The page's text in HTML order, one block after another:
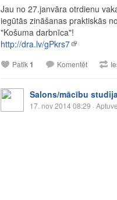
Jau no 27.janvāra otrdienu
iegūtās zināšanas praktiskās
"Košuma darbnīca"!
http://dra.lv/gPkrs7
Patīk1 Komentēt
Salons/mācību
17. nov 2014 08:29 ·